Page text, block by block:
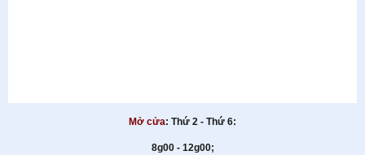
Mở cửa: Thứ 2 - Thứ 6:
8g00 - 12g00;